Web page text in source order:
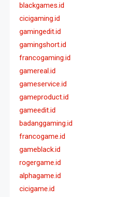
blackgames.id
cicigaming.id
gamingedit.id
gamingshort.id
francogaming.id
gamereal.id
gameservice.id
gameproduct.id
gameedit.id
badanggaming.id
francogame.id
gameblack.id
rogergame.id
alphagame.id
cicigame.id